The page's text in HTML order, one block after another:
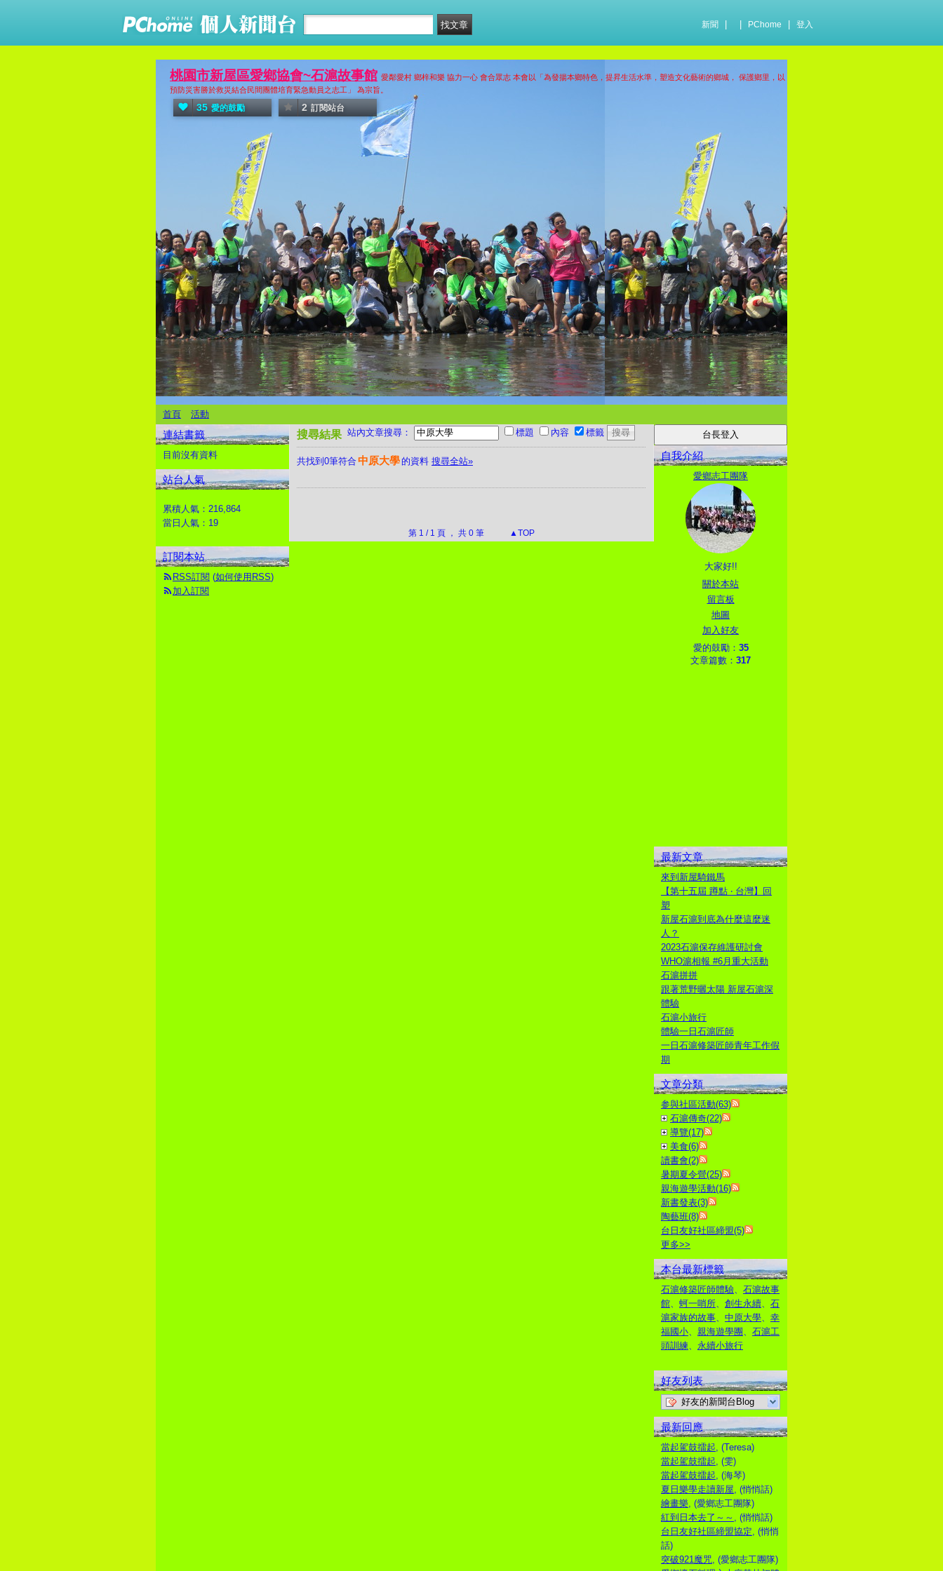
新聞 PChome 登入
桃園市新屋區愛鄉協會~石滬故事館 愛鄰愛村 鄉梓和樂 協力一心 會合眾志 本會以「為發揚本鄉特色，提昇生活水準，塑造文化藝術的鄉城， 保護鄉里，以
預防災害勝於救災結合民間團體培育緊急動員之志工」 為宗旨。
35 愛的鼓勵 2 訂閱站台
首頁 活動
搜尋結果 站內文章搜尋： 標題 內容 標籤
共找到0筆符合中原大學 的資料 搜尋全站»
第 1 / 1 頁 ， 共 0 筆 ▲TOP
自我介紹
愛鄉志工團隊
大家好!!
關於本站
留言板
地圖
加入好友
愛的鼓勵： 35
文章篇數： 317
最新文章
來到新屋騎鐵馬
【第十五屆 蹲點 ‧ 台灣】回
塑
新屋石滬到底為什麼這麼迷
人？
2023石滬保存維護研討會
WHO滬相報 #6月重大活動
石滬拼拼
跟著荒野曬太陽 新屋石滬深
體驗
石滬小旅行
體驗一日石滬匠師
一日石滬修築匠師青年工作假
期
文章分類
参與社區活動(63)
石滬傳奇(22)
導覽(17)
美食(6)
讀書會(2)
暑期夏令營(25)
親海遊學活動(16)
新書發表(3)
陶藝班(8)
台日友好社區締盟(5)
更多>>
本台最新標籤
石滬修築匠師體驗、 石滬故事
館、 蚵一哨所、 創生永續、 石
滬家族的故事、 中原大學、 幸
福國小、 親海遊學團 、 石滬工
頭訓練、 永續小旅行
好友列表
好友的新聞台Blog
最新回應
當起駕鼓擂起, (Teresa)
當起駕鼓擂起, (雯)
當起駕鼓擂起, (海琴)
夏日樂學走讀新屋, (悄悄話)
繪畫樂, (愛鄉志工團隊)
紅到日本去了～～ , (悄悄話)
台日友好社區締盟協定, (悄悄
話)
突破921魔咒, (愛鄉志工團隊)
連結書籤
目前沒有資料
站台人氣
累積人氣： 216,864
當日人氣： 19
訂閱本站
RSS訂閱 (如何使用RSS)
加入訂閱